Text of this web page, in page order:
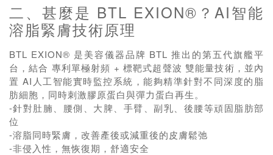
二、甚麼是 BTL EXION®？AI智能
溶脂緊膚技術原理
BTL EXION® 是美容儀器品牌 BTL 推出的第五代旗艦平
台，結合 專利單極射頻 + 標靶式超聲波 雙能量技術，並內
置 AI人工智能實時監控系統，能夠精準針對不同深度的脂
肪細胞，同時刺激膠原蛋白與彈力蛋白再生。
-針對肚腩、腰側、大脾、手臂、副乳、後腰等頑固脂肪部
位
-溶脂同時緊膚，改善產後或減重後的皮膚鬆弛
-非侵入性，無恢復期，舒適安全